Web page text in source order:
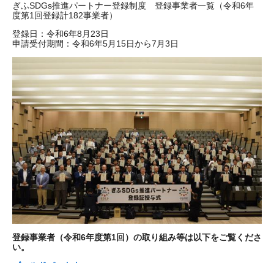
ぎふSDGs推進パートナー登録制度 登録事業者一覧（令和6年
度第1回登録計182事業者）
登録日：令和6年8月23日
申請受付期間：令和6年5月15日から7月3日
登録事業者（令和6年度第1回）の取り組み等は以下をご覧くださ
い。